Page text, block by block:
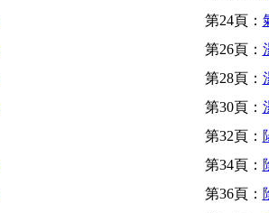
第24頁：
第26頁：
第28頁：
第30頁：
第32頁：
第34頁：
第36頁：